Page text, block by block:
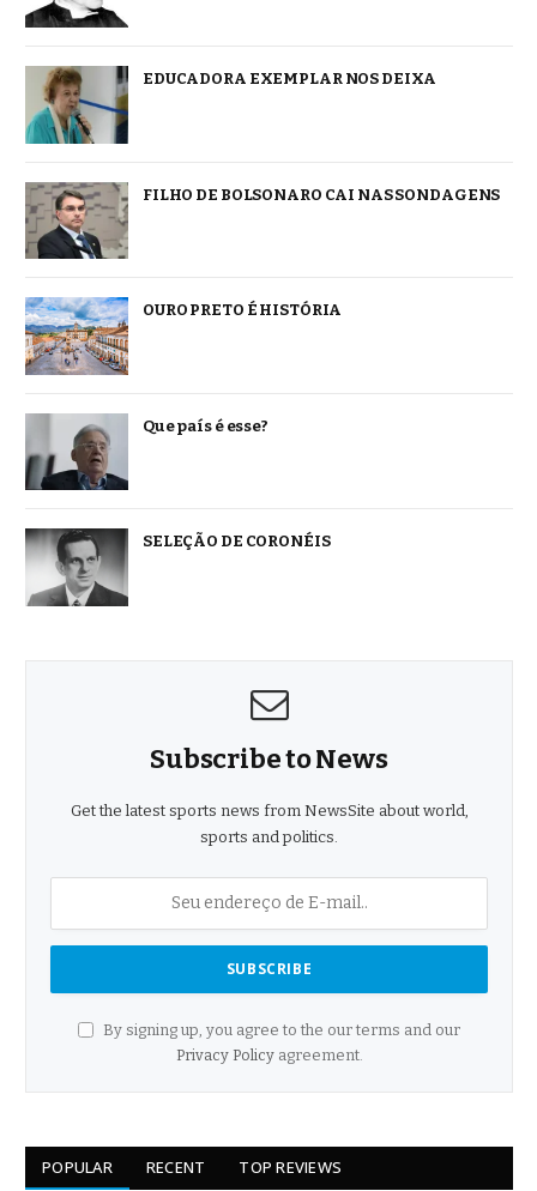
EDUCADORA EXEMPLAR NOS DEIXA
FILHO DE BOLSONARO CAI NAS SONDAGENS
OURO PRETO É HISTÓRIA
Que país é esse?
SELEÇÃO DE CORONÉIS
Subscribe to News
Get the latest sports news from NewsSite about world,
sports and politics.
By signing up, you agree to the our terms and our
Privacy Policyagreement.
POPULAR RECENT TOP REVIEWS